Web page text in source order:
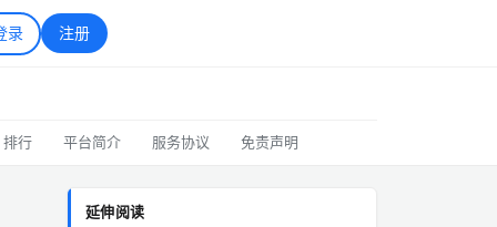
录 注册
排行 平台简介 服务协议 免责声明
延伸阅读